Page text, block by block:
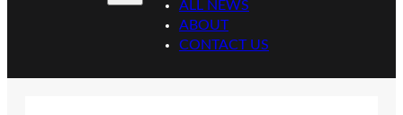
ALL NEWS
ABOUT
CONTACT US